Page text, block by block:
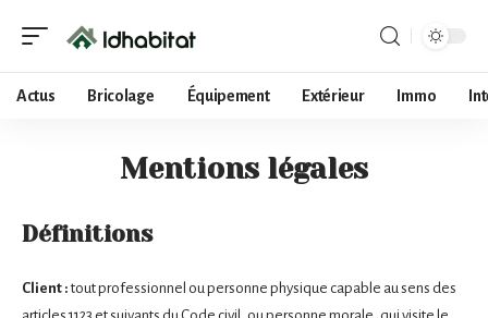
Actus Bricolage Équipement Extérieur Immo
Mentions légales
Définitions
Client : tout professionnel ou personne physique capable au sens des
articles 1123 et suivants du Code civil, ou personne morale, qui visite le